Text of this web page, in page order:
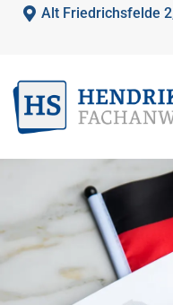
Zum
springen
Alt Friedrichsfelde